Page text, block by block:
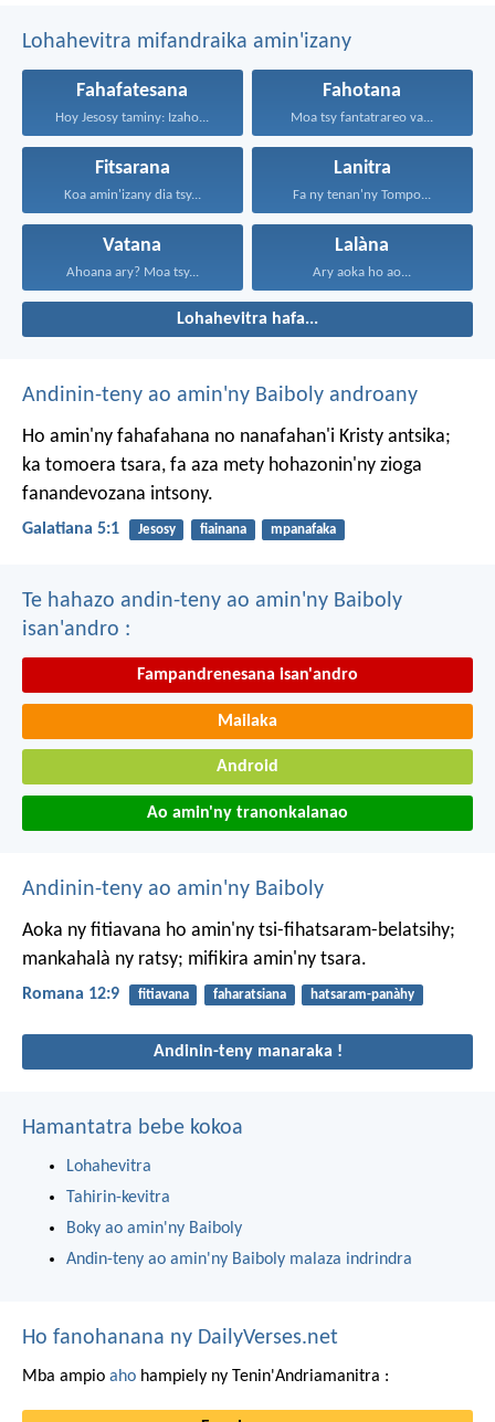
Lohahevitra mifandraika amin'izany
Fahafatesana
Hoy Jesosy taminy: Izaho...
Fahotana
Moa tsy fantatrareo va...
Fitsarana
Koa amin'izany dia tsy...
Lanitra
Fa ny tenan'ny Tompo...
Vatana
Ahoana ary? Moa tsy...
Lalàna
Ary aoka ho ao...
Lohahevitra hafa...
Andinin-teny ao amin'ny Baiboly androany
Ho amin'ny fahafahana no nanafahan'i Kristy antsika;
ka tomoera tsara, fa aza mety hohazonin'ny zioga
fanandevozana intsony.
Galatiana 5:1 Jesosy fiainana mpanafaka
Te hahazo andin-teny ao amin'ny Baiboly
isan'andro :
Fampandrenesana isan'andro
Mailaka
Android
Ao amin'ny tranonkalanao
Andinin-teny ao amin'ny Baiboly
Aoka ny fitiavana ho amin'ny tsi-fihatsaram-belatsihy;
mankahalà ny ratsy; mifikira amin'ny tsara.
Romana 12:9 fitiavana faharatsiana hatsaram-panàhy
Andinin-teny manaraka !
Hamantatra bebe kokoa
Lohahevitra
Tahirin-kevitra
Boky ao amin'ny Baiboly
Andin-teny ao amin'ny Baiboly malaza indrindra
Ho fanohanana ny DailyVerses.net
Mba ampio aho hampiely ny Tenin'Andriamanitra :